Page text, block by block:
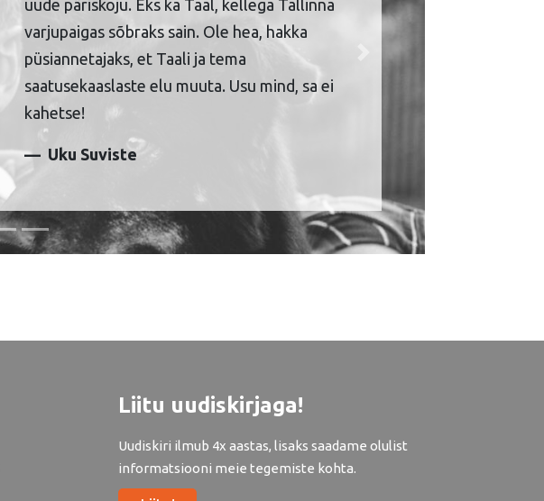
uude päriskoju. Eks ka Taal, kellega Tallinna
varjupaigas sõbraks sain. Ole hea, hakka
püsiannetajaks, et Taali ja tema
saatusekaaslaste elu muuta. Usu mind, sa ei
kahetse!
Uku Suviste
Next
Liitu uudiskirjaga!
Uudiskiri ilmub 4x aastas, lisaks saadame olulist
informatsiooni meie tegemiste kohta.